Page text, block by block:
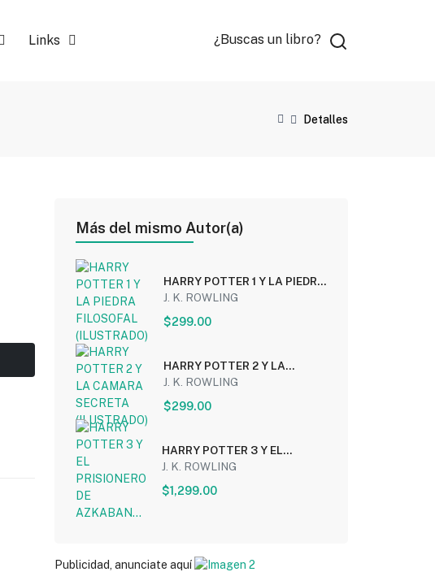
Links ¿Buscas un libro?
Detalles
Más del mismo Autor(a)
HARRY POTTER 1 Y LA PIEDRA
FILOSOFAL (ILUSTRADO)
J. K. ROWLING
$299.00
HARRY POTTER 2 Y LA
CAMARA SECRETA
J. K. ROWLING
$299.00
HARRY POTTER 3 Y EL
PRISIONERO DE AZKABAN...
J. K. ROWLING
$1,299.00
Publicidad, anunciate aquí